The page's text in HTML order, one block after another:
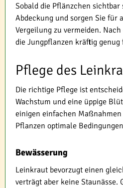
Sobald die Pflänzchen
Abdeckung und sorgen Sie für
Vergeilung zu vermeiden.
die Jungpflanzen kräftig genug
Pflege des
Die richtige Pflege ist
Wachstum und eine üppige
einigen einfachen
Pflanzen optimale
Bewässerung
Leinkraut bevorzugt einen
verträgt aber keine Staunässe.